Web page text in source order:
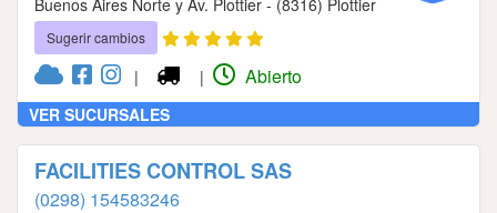
Sugerir cambios
| | Abierto
VER SUCURSALES
FACILITIES CONTROL SAS
(0298) 154583246